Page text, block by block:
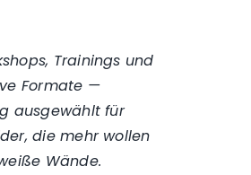
Trainings und
Formate —
ausgewählt für
die mehr wollen
Wände.